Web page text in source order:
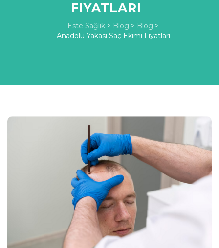
FIYATLARI
Este Sağlık > Blog > Blog >
Anadolu Yakası Saç Ekimi Fiyatları